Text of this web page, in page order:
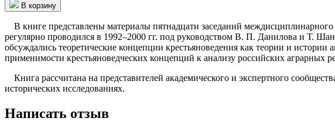
В корзину
В книге представлены материалы пятнадцати заседаний
регулярно проводился в 1992–2000 гг. под руководством В. П. Данилова и Т.
обсуждались теоретические концепции крестьяноведения как теории и
применимости крестьяноведческих концепций к анализу российских аграрных
Книга рассчитана на представителей академического и экспертного
исторических исследованиях.
Написать отзыв